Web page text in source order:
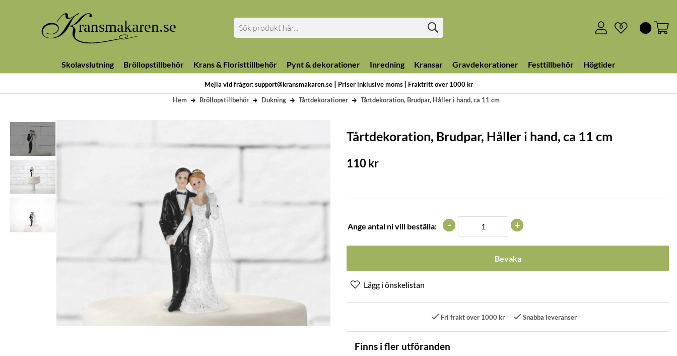
Mejla vid frågor: support@kransmakaren.se| Priser inklusive moms | Fraktritt över 1000 kr
0
Skolavslutning Bröllopstillbehör Krans & Floristtillbehör Pynt & dekorationer Inredning Kransar Gravdekorationer Festtillbehör Högtider
Hem Bröllopstillbehör Dukning Tårtdekorationer Tårtdekoration, Brudpar, Håller i hand, ca 11 cm
Tårtdekoration, Brudpar, Håller i hand, ca 11 cm
110kr
Ange antal ni vill beställa: +
-
Bevaka
Fri frakt över 1000 kr Snabba leveranser
Finns i fler utföranden